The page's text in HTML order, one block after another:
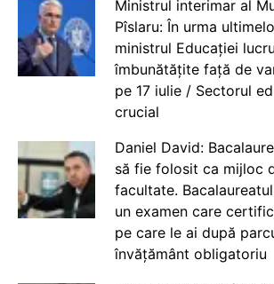
Ministrul interimar al
Pîslaru: În urma
ministrul Educației
îmbunătățite față de
pe 17 iulie / Sectorul
crucial
Daniel David:
să fie folosit ca mijloc
facultate.
un examen care
pe care le ai după
învățământ obligatoriu